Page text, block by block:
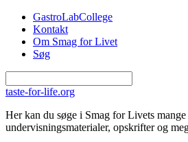
Gå til hovedindhold
GastroLabCollege
Kontakt
Om Smag for Livet
Søg
taste-for-life.org
Her kan du søge i Smag for Livets mange
undervisningsmaterialer, opskrifter og